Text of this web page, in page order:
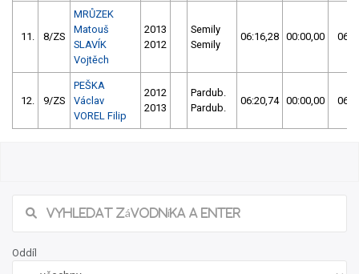
11. 8/ZS
MRŮZEK
Matouš
SLAVÍK
Vojtěch
2013
2012
Semily
Semily
06:16,28 00:00,00
12. 9/ZS
PEŠKA
Václav
VOREL Filip
2012
2013
Pardub.
Pardub.
06:20,74 00:00,00
Oddíl